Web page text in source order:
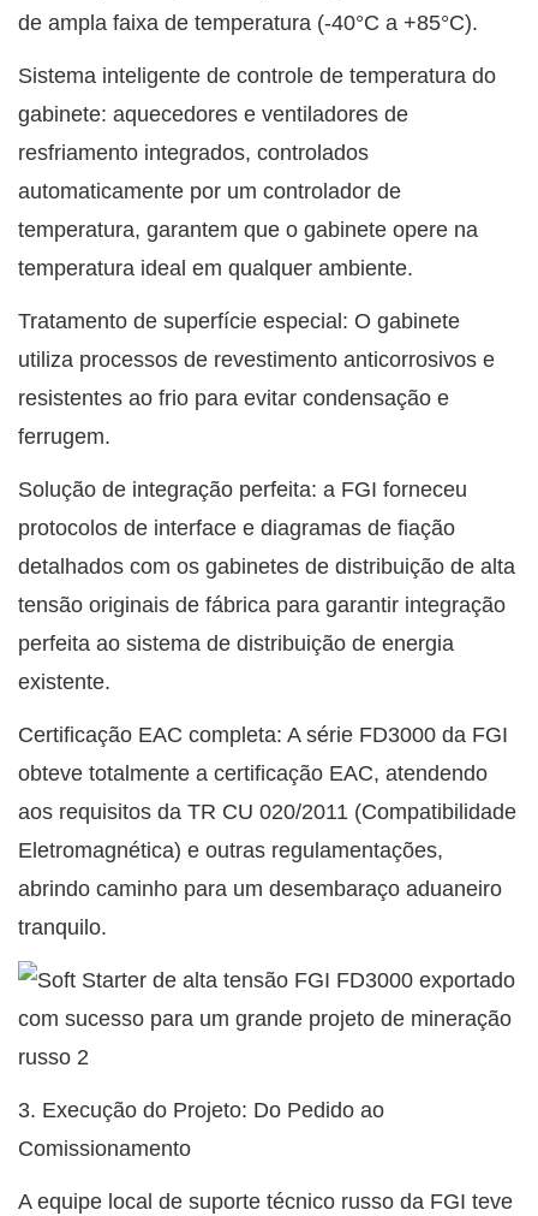
de ampla faixa de temperatura (-40°C a +85°C).
Sistema inteligente de controle de temperatura do
gabinete: aquecedores e ventiladores de
resfriamento integrados, controlados
automaticamente por um controlador de
temperatura, garantem que o gabinete opere na
temperatura ideal em qualquer ambiente.
Tratamento de superfície especial: O gabinete
utiliza processos de revestimento anticorrosivos e
resistentes ao frio para evitar condensação e
ferrugem.
Solução de integração perfeita: a FGI forneceu
protocolos de interface e diagramas de fiação
detalhados com os gabinetes de distribuição de alta
tensão originais de fábrica para garantir integração
perfeita ao sistema de distribuição de energia
existente.
Certificação EAC completa: A série FD3000 da FGI
obteve totalmente a certificação EAC, atendendo
aos requisitos da TR CU 020/2011 (Compatibilidade
Eletromagnética) e outras regulamentações,
abrindo caminho para um desembaraço aduaneiro
tranquilo.
3. Execução do Projeto: Do ​​Pedido ao
Comissionamento
A equipe local de suporte técnico russo da FGI teve